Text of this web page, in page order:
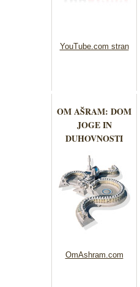
YouTube.com stran
OM AŠRAM: DOM
JOGE IN
DUHOVNOSTI
OmAshram.com